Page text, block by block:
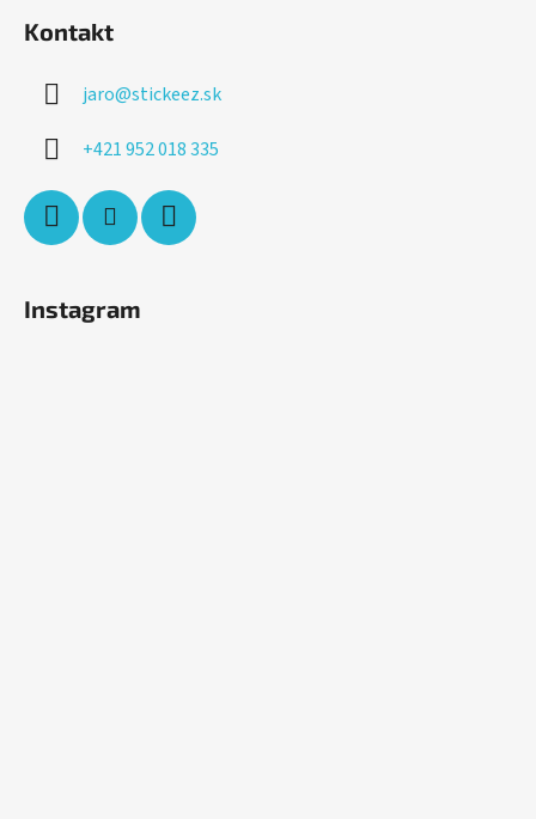
Kontakt
jaro@stickeez.sk
+421 952 018 335
Instagram